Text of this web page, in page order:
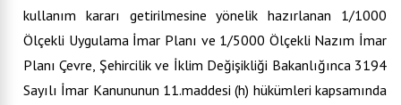
kullanım kararı getirilmesine yönelik hazırlanan 1/1000
Ölçekli Uygulama İmar Planı ve 1/5000 Ölçekli Nazım İmar
Planı Çevre, Şehircilik ve İklim Değişikliği Bakanlığınca 3194
Sayılı İmar Kanununun 11.maddesi (h) hükümleri kapsamında